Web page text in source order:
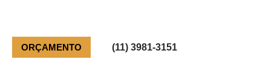
ORÇAMENTO (11) 3981-3151